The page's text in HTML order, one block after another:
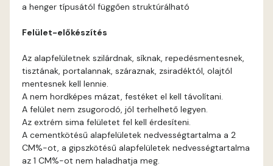
Ash B
Basalt C
Basalt D
Blood-orange C
a henger típusától függően struktúrálható
Felület-előkészítés
Az alapfelületnek szilárdnak, síknak, repedésmentesnek,
tisztának, portalannak, száraznak, zsiradéktól, olajtól
mentesnek kell lennie.
A nem hordképes mázat, festéket el kell távolítani.
A felület nem zsugorodó, jól terhelhető legyen.
Az extrém sima felületet fel kell érdesíteni.
A cementkötésű alapfelületek nedvességtartalma a 2
CM%-ot, a gipszkötésű alapfelületek nedvességtartalma
az 1 CM%-ot nem haladhatja meg.